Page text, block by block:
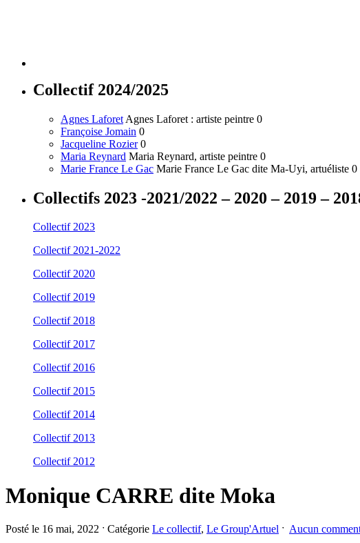
Collectif 2024/2025
Agnes Laforet Agnes Laforet : artiste peintre 0
Françoise Jomain 0
Jacqueline Rozier0
Maria Reynard Maria Reynard, artiste peintre 0
Marie France Le Gac Marie France Le Gac dite Ma-Uyi, artuéliste 0
Collectifs 2023 -2021/2022 – 2020 – 2019 –
Collectif 2023
Collectif 2021-2022
Collectif 2020
Collectif 2019
Collectif 2018
Collectif 2017
Collectif 2016
Collectif 2015
Collectif 2014
Collectif 2013
Collectif 2012
Monique CARRE dite Moka
Posté le 16 mai, 2022 ˑ Catégorie Le collectif, Le Group'Artuel ˑ Aucun